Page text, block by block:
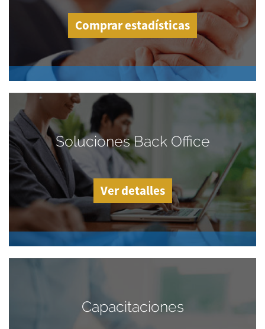
Comprar estadísticas
Soluciones Back Office
Ver detalles
Capacitaciones